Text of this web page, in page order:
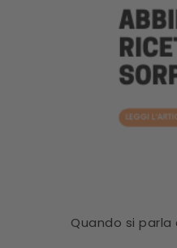
Quando si